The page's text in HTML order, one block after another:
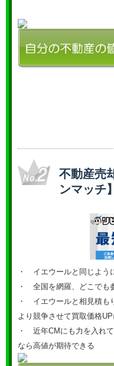
不動産売
ンマッチ】
・ イエウールと同じよう
・ 全国を網羅、どこでも
・ イエウールと相見積も
より競争させて買取価格
・ 近年CMにも力を入れ
なら高値が期待できる